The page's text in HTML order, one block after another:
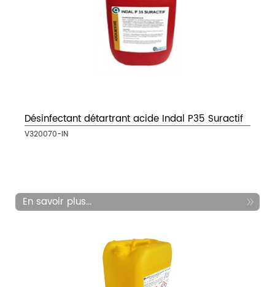
Désinfectant détartrant acide Indal P35 Suractif
V320070-IN
En savoir plus...